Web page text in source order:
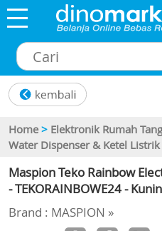
Home > Elektronik Rumah
Water Dispenser & Ketel Listrik
Maspion Teko Rainbow
- TEKORAINBOWE24 -
Brand : MASPION »